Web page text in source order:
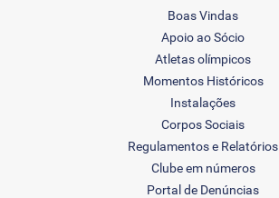
Boas Vindas
Apoio ao Sócio
Atletas olímpicos
Momentos Históricos
Instalações
Corpos Sociais
Regulamentos e Relatórios
Clube em números
Portal de Denúncias